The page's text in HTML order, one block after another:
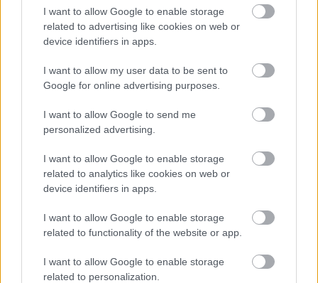
I want to allow Google to enable storage
related to advertising like cookies on web or
device identifiers in apps.
I want to allow my user data to be sent to
Google for online advertising purposes.
I want to allow Google to send me
personalized advertising.
I want to allow Google to enable storage
related to analytics like cookies on web or
device identifiers in apps.
I want to allow Google to enable storage
related to functionality of the website or app.
I want to allow Google to enable storage
related to personalization.